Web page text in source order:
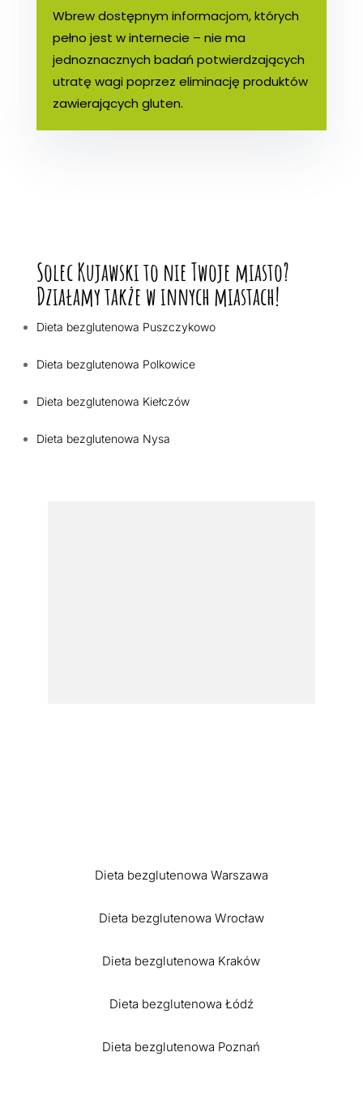
Wbrew dostępnym informacjom, których
pełno jest w internecie – nie ma
jednoznacznych badań potwierdzających
utratę wagi poprzez eliminację produktów
zawierających gluten.
Solec Kujawski to nie Twoje miasto?
Działamy także w innych miastach!
Dieta bezglutenowa Puszczykowo
Dieta bezglutenowa Polkowice
Dieta bezglutenowa Kiełczów
Dieta bezglutenowa Nysa
Dieta bezglutenowa Warszawa
Dieta bezglutenowa Wrocław
Dieta bezglutenowa Kraków
Dieta bezglutenowa Łódź
Dieta bezglutenowa Poznań